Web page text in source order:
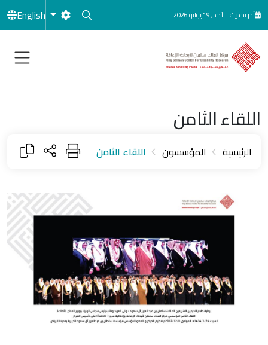
تجاوز إلى المحتوى الرئيسي
آخر تحديث: الأحد, 19 يوليو 2026 English
اللقاء الثامن
الرئيسية المؤسسون اللقاء الثامن